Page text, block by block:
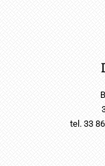
tel. 33